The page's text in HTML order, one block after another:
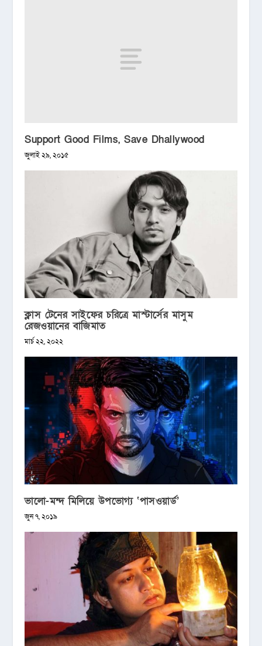
Support Good Films, Save Dhallywood
জুলাই ২৯, ২০১৫
ক্লাস টেনের সাইফের চরিত্রে মাস্টার্সের মাসুম
রেজওয়ানের বাজিমাত
মার্চ ২২, ২০২২
ভালো-মন্দ মিলিয়ে উপভোগ্য ‘পাসওয়ার্ড’
জুন ৭, ২০১৯